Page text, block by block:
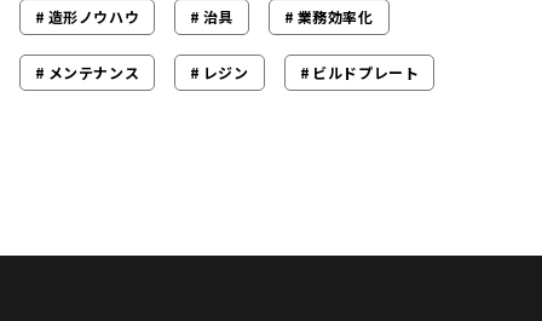
造形ノウハウ 治具 業務効率化
メンテナンス レジン ビルドプレート